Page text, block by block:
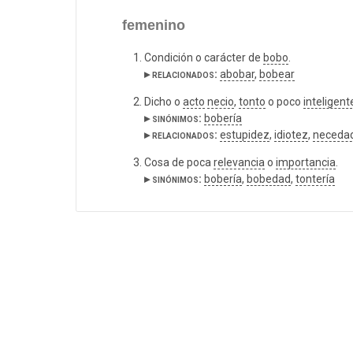
femenino
Condición o carácter de bobo.
▸ relacionados: abobar, bobear
Dicho o acto necio, tonto o poco
▸ sinónimos: bobería
▸ relacionados: estupidez, idiotez,
Cosa de pocarelevanciao importancia.
▸ sinónimos: bobería, bobedad, tontería